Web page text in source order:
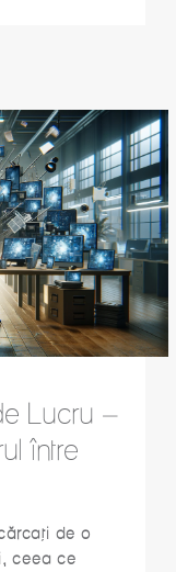
Lucru –
între
de o
ceea ce